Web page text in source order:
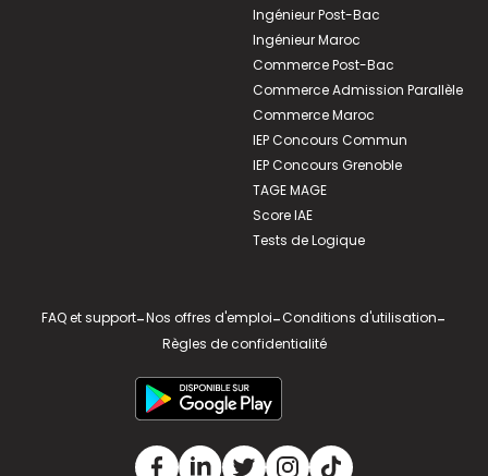
Ingénieur Post-Bac
Ingénieur Maroc
Commerce Post-Bac
Commerce Admission Parallèle
Commerce Maroc
IEP Concours Commun
IEP Concours Grenoble
TAGE MAGE
Score IAE
Tests de Logique
FAQ et support-Nos offres d'emploi-Conditions d'utilisation-
Règles de confidentialité